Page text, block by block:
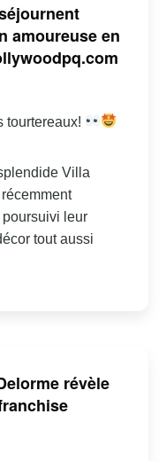
amoureuse en
tourtereaux!
Villa
leur
tout aussi
révèle